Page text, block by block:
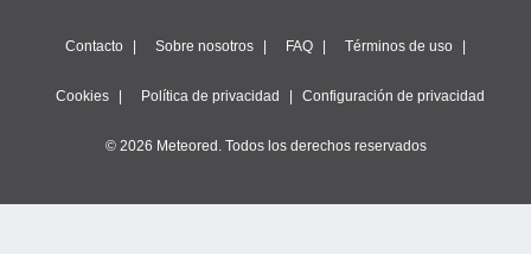
Contacto Sobre nosotros FAQ Términos de uso
Cookies Política de privacidad Configuración de privacidad
© 2026 Meteored. Todos los derechos reservados